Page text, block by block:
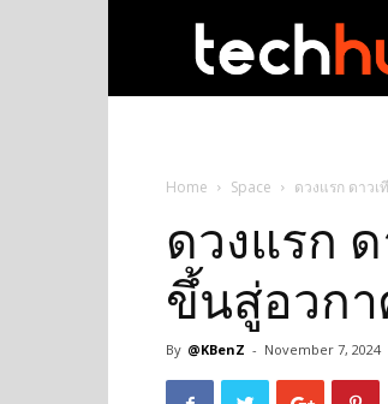
Home Space ดวงแรก ดาว
ดวงแรก
ขึ้นสู่อวก
By @KBenZ - November 7, 2024